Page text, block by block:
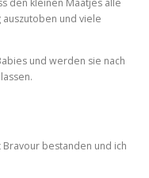
den kleinen Maatjes alle
und viele
und werden sie nach
bestanden und ich